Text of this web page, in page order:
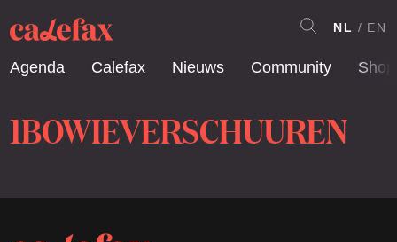
Agenda Calefax Nieuws Community Shop
NL EN
1BOWIEVERSCHUUREN